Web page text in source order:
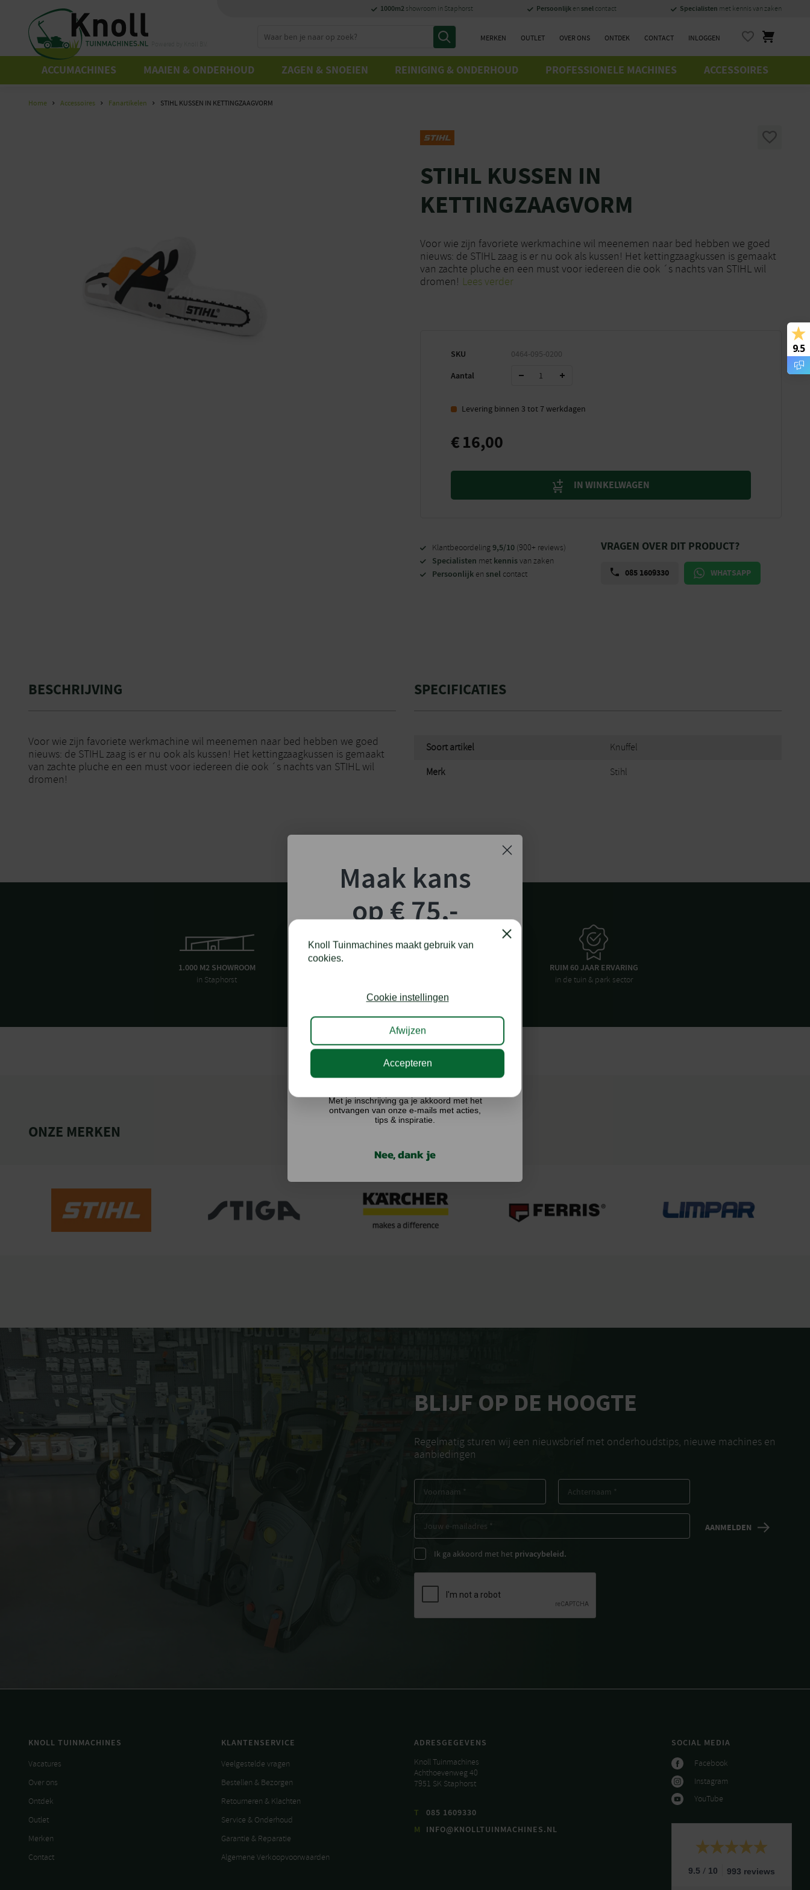
1000m2 showroom in Staphorst Persoonlijk en snel contact Specialisten met kennis van zaken
MERKEN OUTLET OVER ONS ONTDEK CONTACT INLOGGEN
ACCUMACHINES MAAIEN & ONDERHOUD ZAGEN & SNOEIEN REINIGING & ONDERHOUD PROFESSIONELE MACHINES ACCESSOIRES
Home Accessoires Fanartikelen STIHL KUSSEN IN KETTINGZAAGVORM
STIHL KUSSEN IN
KETTINGZAAGVORM
Voor wie zijn favoriete werkmachine wil meenemen naar bed hebben we goed
nieuws: de STIHL zaag is er nu ook als kussen! Het kettingzaagkussen is gemaakt
van zachte pluche en een must voor iedereen die ook ´s nachts van STIHL wil
dromen! Lees verder
SKU 0464-095-0200
Aantal
Levering binnen 3 tot 7 werkdagen
€16,00
IN WINKELWAGEN
Klantbeoordeling9,5/10 (900+ reviews)
Specialisten met kennisvan zaken
Persoonlijk en snel contact
VRAGEN OVER DIT PRODUCT?
085 1609330 WHATSAPP
BESCHRIJVING
Voor wie zijn favoriete werkmachine wil meenemen naar bed hebben we goed
nieuws: de STIHL zaag is er nu ook als kussen! Het kettingzaagkussen is gemaakt
van zachte pluche en een must voor iedereen die ook ´s nachts van STIHL wil
dromen!
SPECIFICATIES
Soort artikel Knuffel
Merk Stihl
1.000 M2 SHOWROOM
in Staphorst
RUIM 60 JAAR ERVARING
in de tuin & park sector
ONZE MERKEN
BLIJF OP DE HOOGTE
Regelmatig sturen wij een nieuwsbrief met onderhoudstips, nieuwe machines en
aanbiedingen
Ik ga akkoord met het privacybeleid.
KNOLL TUINMACHINES
Vacatures
Over ons
Ontdek
Outlet
Merken
Contact
KLANTENSERVICE
Veelgestelde vragen
Bestellen & Bezorgen
Retourneren & Klachten
Service & Onderhoud
Garantie & Reparatie
Algemene Verkoopvoorwaarden
ADRESGEGEVENS
Knoll Tuinmachines
Achthoevenweg 40
7951 SK Staphorst
T
085 1609330
M
INFO@KNOLLTUINMACHINES.NL
SOCIAL MEDIA
Facebook
Instagram
YouTube
9.5 / 10 993 reviews
9.5
Knoll Tuinmachines maakt gebruik van
cookies.
Close
Cookie instellingen
Afwijzen
Accepteren
Maak kans
op € 75,-
shoptegoed!
Ik doe graag mee!
Met je inschrijving ga je akkoord met het
ontvangen van onze e-mails met acties,
tips & inspiratie.
Nee, dank je